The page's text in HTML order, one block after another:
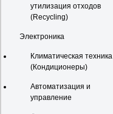
утилизация отходов
(Recycling)
Электроника
Климатическая техника
(Кондиционеры)
Автоматизация и
управление